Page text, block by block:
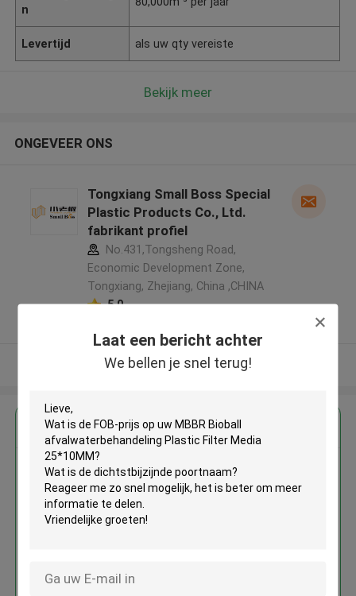
Laat een bericht achter
We bellen je snel terug!
n
Levertijd als uw qty vereiste
Bekijk meer
ONGEVEER ONS
Tongxiang Small Boss Special
Plastic Products Co., Ltd.
fabrikant profiel
No.431,Tongsheng Road,
Economic Development Zone,
Tongxiang, Zhejiang, China ,CHINA
5.0
Bekijk meer
Krijg de beste prijs voor
MBBR Bioball
afvalwaterbehandeling Plastic
Filter Media 25*10MM